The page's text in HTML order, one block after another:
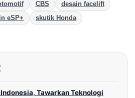
CBS
desain facelift
eSP+
skutik Honda
Tawarkan Teknologi